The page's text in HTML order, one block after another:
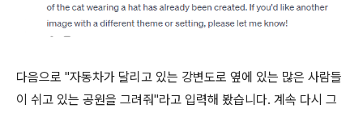
다음으로 "자동차가 달리고 있는 강변도로 옆에 있는 많은 사람들
이 쉬고 있는 공원을 그려줘"라고 입력해 봤습니다. 계속 다시 그